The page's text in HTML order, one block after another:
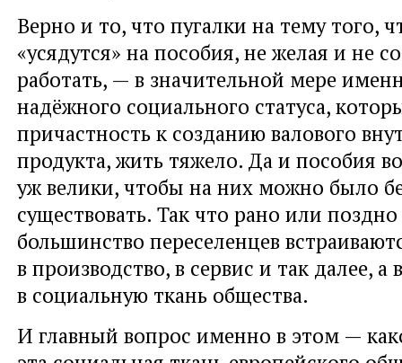
Верно и то, что пугалки на тему того,
«усядутся» на пособия, не желая и не
работать, — в значительной мере
надёжного социального статуса,
причастность к созданию валового
продукта, жить тяжело. Да и пособия
уж велики, чтобы на них можно было
существовать. Так что рано или
большинство переселенцев
в производство, в сервис и так далее,
в социальную ткань общества.
И главный вопрос именно в этом —